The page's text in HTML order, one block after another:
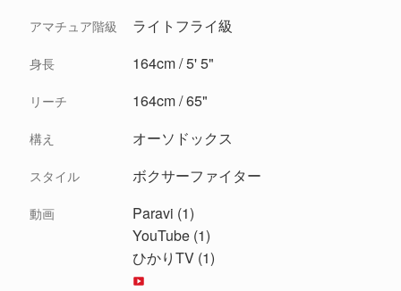
アマチュア階級 ライトフライ級
身長 164cm / 5' 5"
リーチ 164cm / 65"
構え オーソドックス
スタイル ボクサーファイター
動画
Paravi (1)
YouTube (1)
ひかりTV (1)